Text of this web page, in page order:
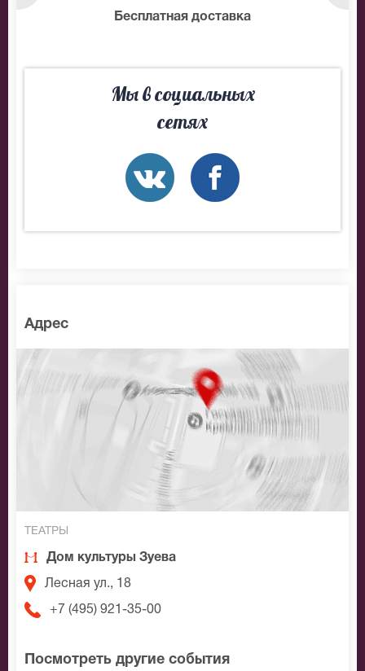
Бесплатная доставка
Мы в социальных
сетях
Адрес
ТЕАТРЫ
Дом культуры Зуева
Лесная ул., 18
+7 (495) 921-35-00
Посмотреть другие события